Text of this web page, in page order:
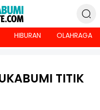
HIBURAN OLAHRAGA
TITIK